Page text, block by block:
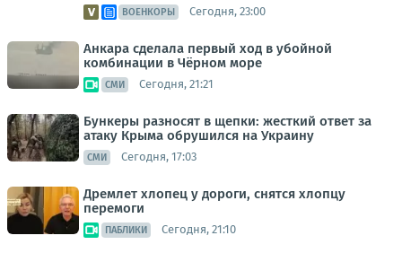
ВОЕНКОРЫ Сегодня, 23:00
Анкара сделала первый ход в убойной
комбинации в Чёрном море
СМИ Сегодня, 21:21
Бункеры разносят в щепки: жесткий ответ за
атаку Крыма обрушился на Украину
СМИ Сегодня, 17:03
Дремлет хлопец у дороги, снятся хлопцу
перемоги
ПАБЛИКИ Сегодня, 21:10